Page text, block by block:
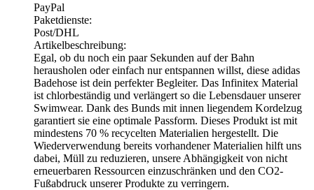
PayPal
Paketdienste:
Post/DHL
Artikelbeschreibung:
Egal, ob du noch ein paar Sekunden auf der Bahn
herausholen oder einfach nur entspannen willst, diese adidas
Badehose ist dein perfekter Begleiter. Das Infinitex Material
ist chlorbeständig und verlängert so die Lebensdauer unserer
Swimwear. Dank des Bunds mit innen liegendem Kordelzug
garantiert sie eine optimale Passform. Dieses Produkt ist mit
mindestens 70 % recycelten Materialien hergestellt. Die
Wiederverwendung bereits vorhandener Materialien hilft uns
dabei, Müll zu reduzieren, unsere Abhängigkeit von nicht
erneuerbaren Ressourcen einzuschränken und den CO2-
Fußabdruck unserer Produkte zu verringern.